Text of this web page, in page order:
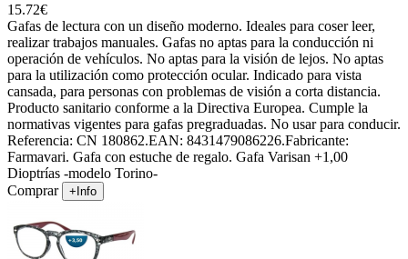
15.72€
Gafas de lectura con un diseño moderno. Ideales para coser leer,
realizar trabajos manuales. Gafas no aptas para la conducción ni
operación de vehículos. No aptas para la visión de lejos. No aptas
para la utilización como protección ocular. Indicado para vista
cansada, para personas con problemas de visión a corta distancia.
Producto sanitario conforme a la Directiva Europea. Cumple la
normativas vigentes para gafas pregraduadas. No usar para conducir.
Referencia: CN 180862.EAN: 8431479086226.Fabricante:
Farmavari. Gafa con estuche de regalo. Gafa Varisan +1,00
Dioptrías -modelo Torino-
Comprar
+Info